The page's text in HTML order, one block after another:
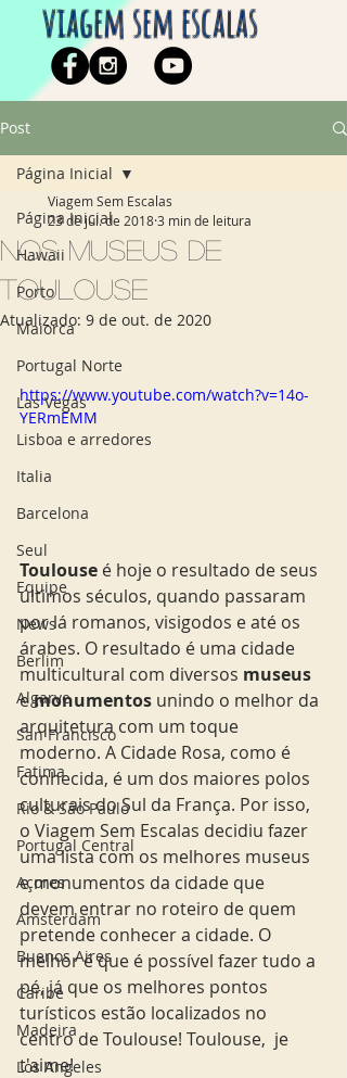
viagem sem escalas
Post
Página Inicial
Hawaii
Porto
Maiorca
Portugal Norte
Las Vegas
Lisboa e arredores
Italia
Barcelona
Seul
Equipe
News
Berlim
Algarve
San Francisco
Fatima
Rio & São Paulo
Portugal Central
Açores
Amsterdam
Buenos Aires
Caribe
Madeira
Los Angeles
Página Inicial
Nos museus de
Toulouse
Viagem Sem Escalas
23 de jul. de 20183 min de leitura
Atualizado: 9 de out. de 2020
https://www.youtube.com/watch?v=14o-
YERmEMM
Toulouse é hoje o resultado de seus
últimos séculos, quando passaram
por lá romanos, visigodos e até os
árabes. O resultado é uma cidade
multicultural com diversos museus
e monumentos unindo o melhor da
arquitetura com um toque
moderno. A Cidade Rosa, como é
conhecida, é um dos maiores polos
culturais do Sul da França. Por isso,
o Viagem Sem Escalas decidiu fazer
uma lista com os melhores museus
e monumentos da cidade que
devem entrar no roteiro de quem
pretende conhecer a cidade. O
melhor é que é possível fazer tudo a
pé, já que os melhores pontos
turísticos estão localizados no
centro de Toulouse! Toulouse,  je
t'aime!